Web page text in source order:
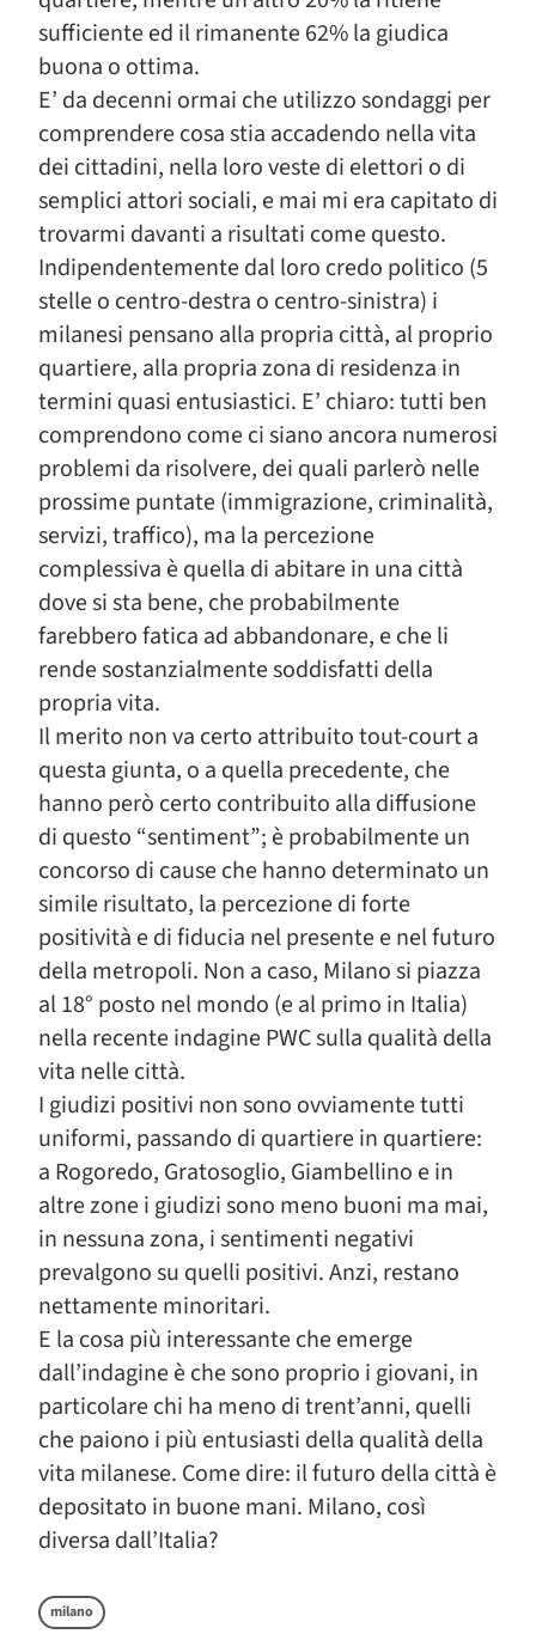
sufficiente ed il rimanente 62% la giudica
buona o ottima.
E’ da decenni ormai che utilizzo sondaggi per
comprendere cosa stia accadendo nella vita
dei cittadini, nella loro veste di elettori o di
semplici attori sociali, e mai mi era capitato di
trovarmi davanti a risultati come questo.
Indipendentemente dal loro credo politico (5
stelle o centro-destra o centro-sinistra) i
milanesi pensano alla propria città, al proprio
quartiere, alla propria zona di residenza in
termini quasi entusiastici. E’ chiaro: tutti ben
comprendono come ci siano ancora numerosi
problemi da risolvere, dei quali parlerò nelle
prossime puntate (immigrazione, criminalità,
servizi, traffico), ma la percezione
complessiva è quella di abitare in una città
dove si sta bene, che probabilmente
farebbero fatica ad abbandonare, e che li
rende sostanzialmente soddisfatti della
propria vita.
Il merito non va certo attribuito tout-court a
questa giunta, o a quella precedente, che
hanno però certo contribuito alla diffusione
di questo “sentiment”; è probabilmente un
concorso di cause che hanno determinato un
simile risultato, la percezione di forte
positività e di fiducia nel presente e nel futuro
della metropoli. Non a caso, Milano si piazza
al 18° posto nel mondo (e al primo in Italia)
nella recente indagine PWC sulla qualità della
vita nelle città.
I giudizi positivi non sono ovviamente tutti
uniformi, passando di quartiere in quartiere:
a Rogoredo, Gratosoglio, Giambellino e in
altre zone i giudizi sono meno buoni ma mai,
in nessuna zona, i sentimenti negativi
prevalgono su quelli positivi. Anzi, restano
nettamente minoritari.
E la cosa più interessante che emerge
dall’indagine è che sono proprio i giovani, in
particolare chi ha meno di trent’anni, quelli
che paiono i più entusiasti della qualità della
vita milanese. Come dire: il futuro della città è
depositato in buone mani. Milano, così
diversa dall’Italia?
milano